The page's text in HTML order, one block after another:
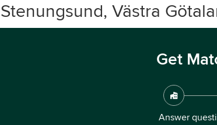
Västra
Get
Answer